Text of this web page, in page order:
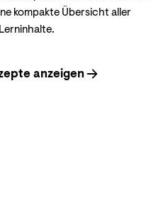
kompakte Übersicht aller
Lerninhalte.
anzeigen